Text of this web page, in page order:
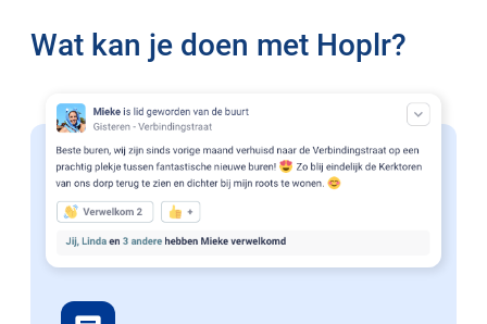
Wat kan je doen met Hoplr?